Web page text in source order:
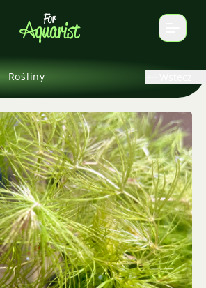
Rośliny